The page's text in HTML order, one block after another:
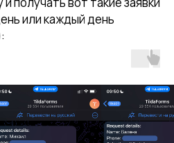
или каждый день